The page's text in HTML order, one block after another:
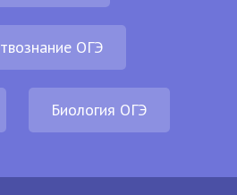
ОГЭ
Биология ОГЭ